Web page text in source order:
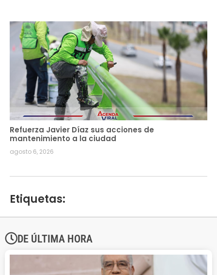
Refuerza Javier Díaz sus acciones de
mantenimiento a la ciudad
agosto 6, 2026
Etiquetas:
DE ÚLTIMA HORA